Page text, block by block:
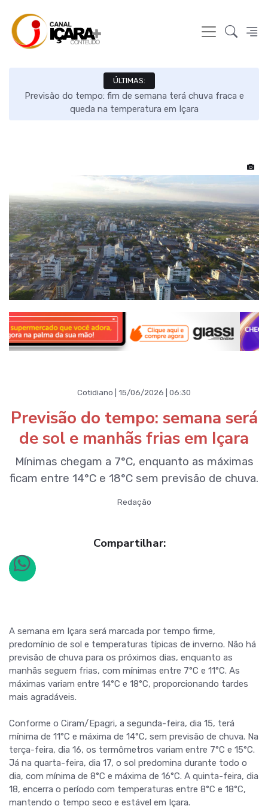
ÚLTIMAS:
Previsão do tempo: fim de semana terá chuva fraca e
queda na temperatura em Içara
Cotidiano | 15/06/2026 | 06:30
Previsão do tempo: semana será
de sol e manhãs frias em Içara
Mínimas chegam a 7°C, enquanto as máximas
ficam entre 14°C e 18°C sem previsão de chuva.
Redação
Compartilhar:
A semana em Içara será marcada por tempo firme,
predomínio de sol e temperaturas típicas de inverno. Não há
previsão de chuva para os próximos dias, enquanto as
manhãs seguem frias, com mínimas entre 7°C e 11°C. As
máximas variam entre 14°C e 18°C, proporcionando tardes
mais agradáveis.
Conforme o Ciram/Epagri, a segunda-feira, dia 15, terá
mínima de 11°C e máxima de 14°C, sem previsão de chuva. Na
terça-feira, dia 16, os termômetros variam entre 7°C e 15°C.
Já na quarta-feira, dia 17, o sol predomina durante todo o
dia, com mínima de 8°C e máxima de 16°C. A quinta-feira, dia
18, encerra o período com temperaturas entre 8°C e 18°C,
mantendo o tempo seco e estável em Içara.